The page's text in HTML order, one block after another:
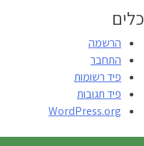
כלים
הרשמה
התחבר
פיד רשומות
פיד תגובות
WordPress.org